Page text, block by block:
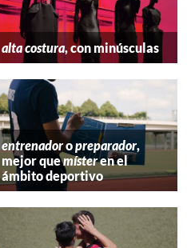
alta costura, con minúsculas
entrenadoropreparador,
mejor quemísteren el
ámbito deportivo